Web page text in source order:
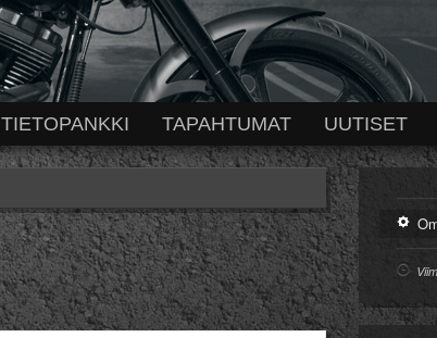
TIETOPANKKI TAPAHTUMAT UUTISET